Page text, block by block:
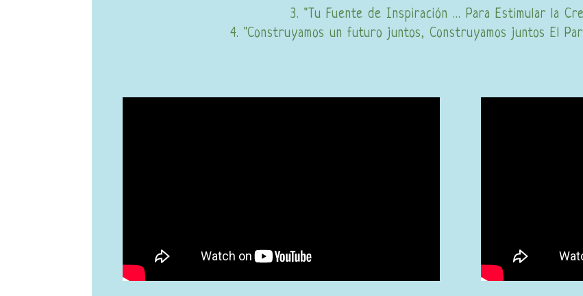
3. "Tu Fuente de Inspiración ... Para Estimular la
4. "Construyamos un futuro juntos, Construyamos juntos El